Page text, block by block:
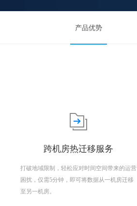
产品优势
跨机房热迁移服务
打破地域限制，轻松应对时间空间带来的运营
困扰，仅需5分钟，即可将数据从一机房迁移
至另一机房。